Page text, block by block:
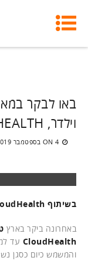
באו לבקר
וילדר, CLOUDHEALTH
ON 4 בספטמבר 2019
בשיתוף CloudHealth.
באחרונה ביקר בארץ
CloudHealth עד
והמשמש כיום כסגן